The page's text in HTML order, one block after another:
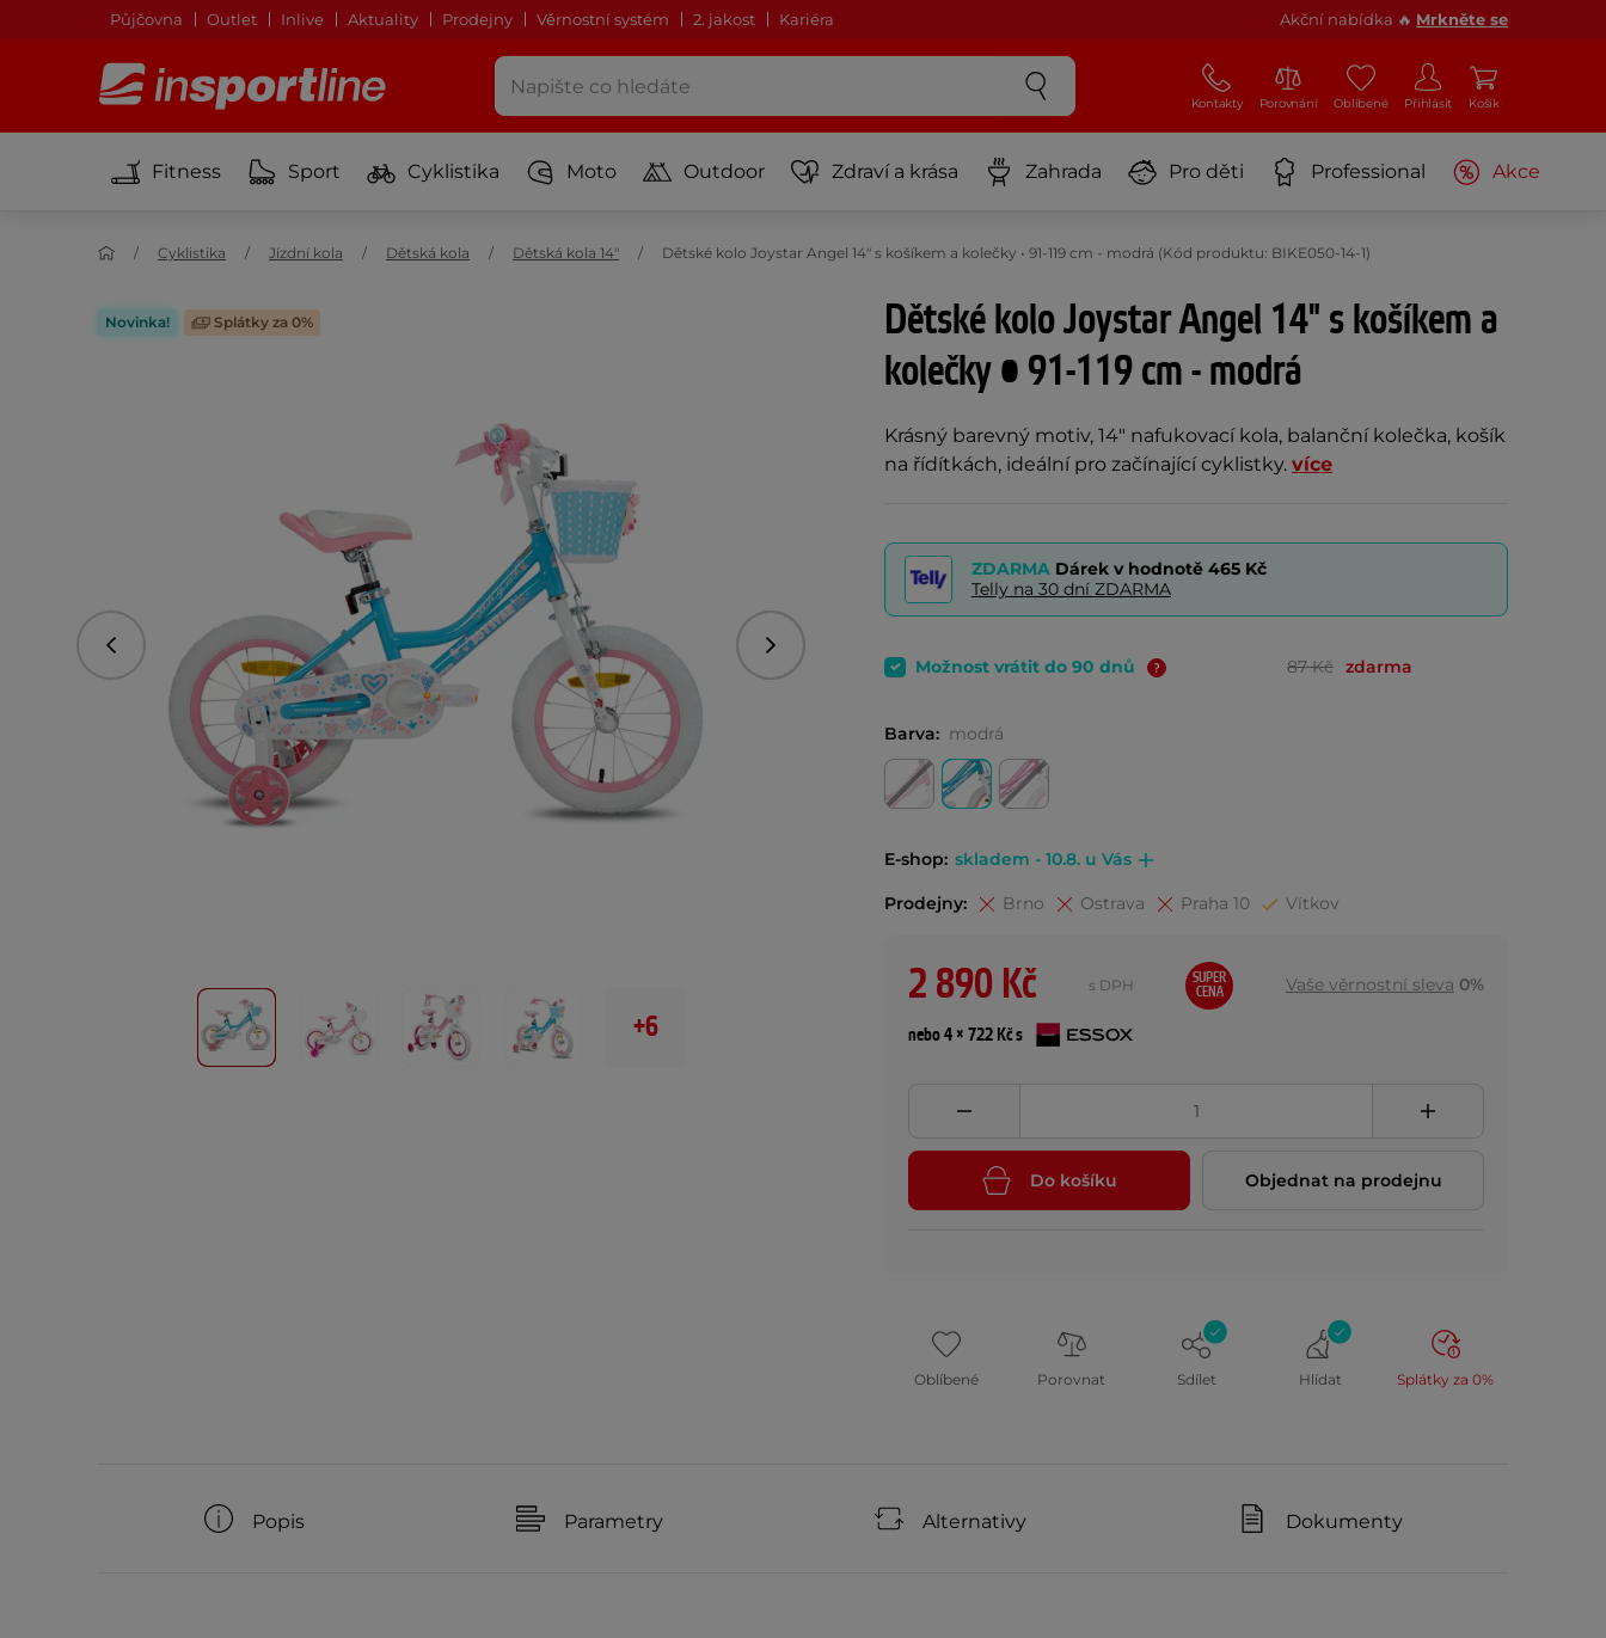
Půjčovna Outlet Inlive Aktuality Prodejny Věrnostní systém 2. jakost Kariéra Akční nabídka 🔥 Mrkněte se
Kontakty Porovnání Oblíbené Přihlásit Košík
Fitness Sport Cyklistika Moto Outdoor Zdraví a krása Zahrada Pro děti Professional Akce
Cyklistika Jízdní kola Dětská kola Dětská kola 14" Dětské kolo Joystar Angel 14" s košíkem a kolečky • 91-119 cm - modrá (Kód produktu: BIKE050-14-1)
Dětské kolo Joystar Angel 14" s košíkem a
kolečky • 91-119 cm - modrá
Krásný barevný motiv, 14" nafukovací kola, balanční kolečka, košík
na řídítkách, ideální pro začínající cyklistky. více
Novinka! Splátky za 0%
Předchozí Následující
+6
ZDARMA Dárek v hodnotě 465 Kč
Telly na 30 dní ZDARMA
Možnost vrátit do 90 dnů 87 Kč zdarma
Barva: modrá
E-shop: skladem - 10.8. u Vás
Prodejny: Brno Ostrava Praha 10 Vítkov
2 890 Kč s DPH
SUPER
CENA
Vaše věrnostní sleva 0%
nebo 4 × 722 Kč s
Do košíku Objednat na prodejnu
Oblíbené Porovnat Sdílet Hlídat Splátky za 0%
Popis Parametry Alternativy Dokumenty